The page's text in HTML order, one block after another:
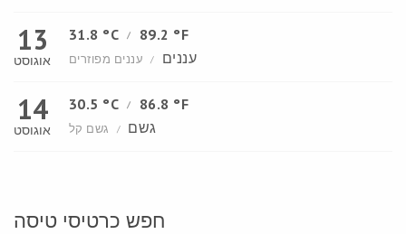
13
אוגוסט
31.8 °C /
89.2 °F
עננים
/ עננים מפוזרים
14
אוגוסט
30.5 °C /
86.8 °F
גשם
/ גשם קל
חפש כרטיסי טיסה